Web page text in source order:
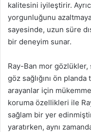
kalitesini iyileştirir.
yorgunluğunu
sayesinde, uzun süre
bir deneyim sunar.
Ray-Ban mor gözlükler,
göz sağlığını ön
arayanlar için
koruma özellikleri ile
sağlam bir yer
yaratırken, aynı